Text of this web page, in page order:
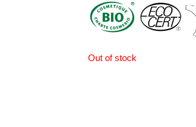
Out of stock